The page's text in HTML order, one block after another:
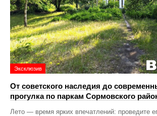
Эксклюзив
От советского наследия до
прогулка по паркам Сормовского
Лето — время ярких впечатлений: проведите